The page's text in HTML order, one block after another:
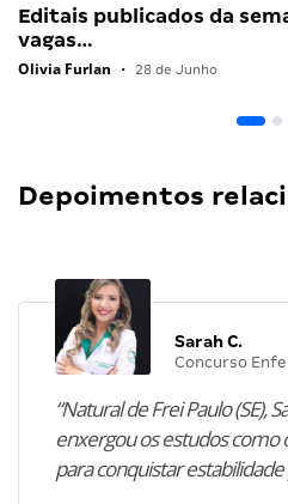
Editais publicados da
vagas…
Olivia Furlan • 28 de Junho
Depoimentos
Sarah C.
Concurso
“Natural de Frei Paulo (SE),
enxergou os estudos como
para conquistar